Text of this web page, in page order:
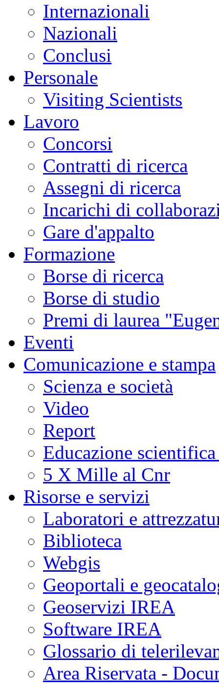
Internazionali
Nazionali
Conclusi
Personale
Visiting Scientists
Lavoro
Concorsi
Contratti di ricerca
Assegni di ricerca
Incarichi di
Gare d'appalto
Formazione
Borse di ricerca
Borse di studio
Premi di laurea
Eventi
Comunicazione e stampa
Scienza e società
Video
Report
Educazione
5 X Mille al Cnr
Risorse e servizi
Laboratori e
Biblioteca
Webgis
Geoportali e
Geoservizi IREA
Software IREA
Glossario di
Area Riservata -